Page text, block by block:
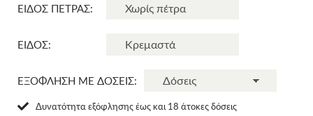
ΕΙΔΟΣ ΠΕΤΡΑΣ:
ΕΙΔΟΣ:
ΕΞΟΦΛΗΣΗ ΜΕ ΔΟΣΕΙΣ:
Δυνατότητα εξόφλησης έως και 18 άτοκες δόσεις